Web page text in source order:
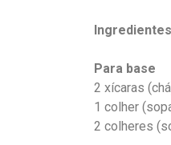
Ingredientes
Para base
2 xícaras
1 colher
2 colheres